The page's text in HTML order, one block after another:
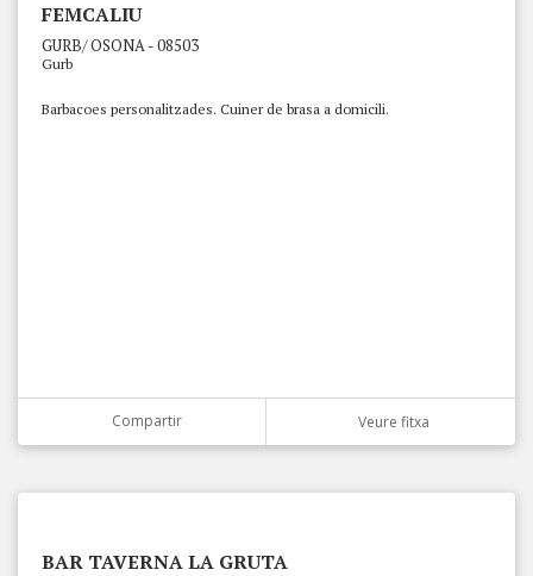
FEMCALIU
GURB/ OSONA - 08503
Gurb
Barbacoes personalitzades. Cuiner de brasa a domicili.
Compartir Veure fitxa
BAR TAVERNA LA GRUTA